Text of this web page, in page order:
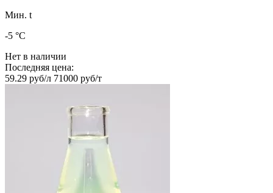
Мин. t
-5 °C
Нет в наличии
Последняя цена:
59.29 руб/л 71000 руб/т